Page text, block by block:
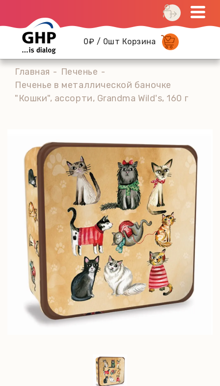
0₽ / 0шт Корзина
Главная
Печенье
Печенье в металлической баночке
"Кошки", ассорти, Grandma Wild's, 160 г